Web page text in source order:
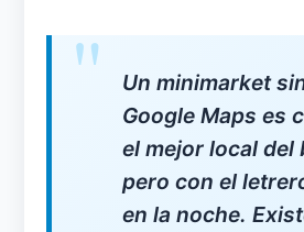
Un minimarket
Google Maps es
el mejor local del
pero con el
en la noche.